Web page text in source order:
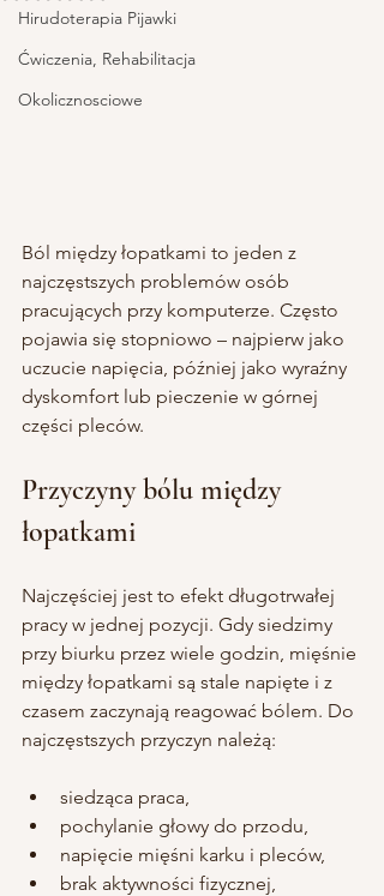
Hirudoterapia Pijawki
Ćwiczenia, Rehabilitacja
Okolicznosciowe
Ból między łopatkami to jeden z
najczęstszych problemów osób
pracujących przy komputerze. Często
pojawia się stopniowo – najpierw jako
uczucie napięcia, później jako wyraźny
dyskomfort lub pieczenie w górnej
części pleców.
Przyczyny bólu między
łopatkami
Najczęściej jest to efekt długotrwałej
pracy w jednej pozycji. Gdy siedzimy
przy biurku przez wiele godzin, mięśnie
między łopatkami są stale napięte i z
czasem zaczynają reagować bólem. Do
najczęstszych przyczyn należą:
siedząca praca,
pochylanie głowy do przodu,
napięcie mięśni karku i pleców,
brak aktywności fizycznej,